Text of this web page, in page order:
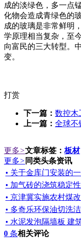
成的淡绿色，多一点
化物会造成青绿色的
成的玻璃是非常鲜明
学原理相当复杂，至
向富民的三大转型。
变。
打赏
下一篇： 数控木
上一篇： 全球不
更多>文章标签： 板材
更多> 同类头条资讯
• 关于金库门安装的
• 加气砖的浇筑稳定
• 京津冀实施农村煤
• 多奇乐环保油切洗
• 水泥发泡隔墙板 建
0 条相关评论